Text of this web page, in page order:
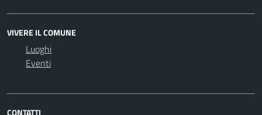
VIVERE IL COMUNE
Luoghi
Eventi
CONTATTI